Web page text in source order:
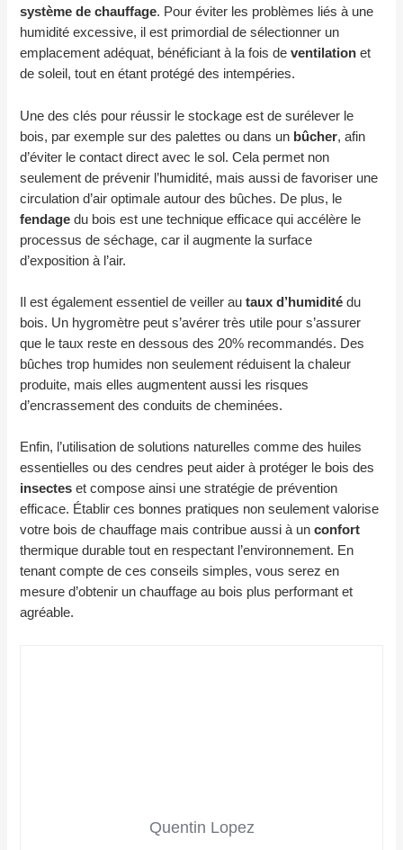
système de chauffage. Pour éviter les problèmes liés à une
humidité excessive, il est primordial de sélectionner un
emplacement adéquat, bénéficiant à la fois deventilation et
de soleil, tout en étant protégé des intempéries.
Une des clés pour réussir le stockage est de surélever le
bois, par exemple sur des palettes ou dans un bûcher, afin
d’éviter le contact direct avec le sol. Cela permet non
seulement de prévenir l’humidité, mais aussi de favoriser une
circulation d’air optimale autour des bûches. De plus, le
fendage du bois est une technique efficace qui accélère le
processus de séchage, car il augmente la surface
d’exposition à l’air.
Il est également essentiel de veiller autaux d’humidité du
bois. Un hygromètre peut s’avérer très utile pour s’assurer
que le taux reste en dessous des 20% recommandés. Des
bûches trop humides non seulement réduisent la chaleur
produite, mais elles augmentent aussi les risques
d’encrassement des conduits de cheminées.
Enfin, l’utilisation de solutions naturelles comme des huiles
essentielles ou des cendres peut aider à protéger le bois des
insectes et compose ainsi une stratégie de prévention
efficace. Établir ces bonnes pratiques non seulement valorise
votre bois de chauffage mais contribue aussi à unconfort
thermique durable tout en respectant l’environnement. En
tenant compte de ces conseils simples, vous serez en
mesure d’obtenir un chauffage au bois plus performant et
agréable.
Quentin Lopez